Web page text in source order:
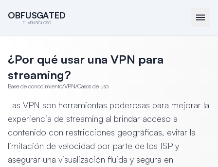
O
OB
BF
FU
US
SG
GA
AT
TE
ED
D
EL VPN SIGILOSO
¿Por qué usar una VPN para
streaming?
Base de conocimiento/VPN/Casos de uso
Las VPN son herramientas poderosas para mejorar la
experiencia de streaming al brindar acceso a
contenido con restricciones geográficas, evitar la
limitación de velocidad por parte de los ISP y
asegurar una visualización fluida y segura en